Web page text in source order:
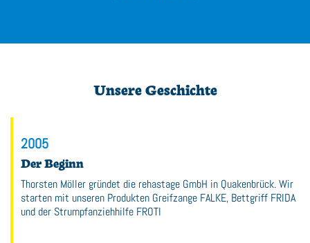
Unsere Geschichte
2005
Der Beginn
Thorsten Möller gründet die rehastage GmbH in Quakenbrück. Wir
starten mit unseren Produkten Greifzange FALKE, Bettgriff FRIDA
und der Strumpfanziehhilfe FROTI